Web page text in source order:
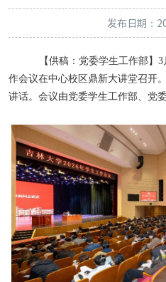
发布日期：
【供稿：党委学生工作部】 3
作会议在中心校区鼎新大讲堂召开
讲话。会议由党委学生工作部、党